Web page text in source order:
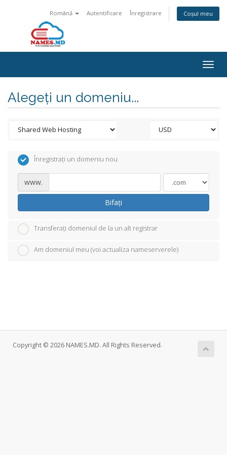
Română Autentificare Înregistrare Coșul meu
Alegeți un domeniu...
Înregistrați un domeniu nou
www.
Bifați
Transferați domeniul de la un alt registrar
Am domeniul meu (voi actualiza nameserverele)
Copyright © 2026 NAMES.MD. All Rights Reserved.